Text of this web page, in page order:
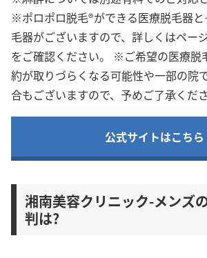
※ポロポロ脱毛®ができる医療脱毛器
毛器がございますので、詳しくはペー
をご確認ください。 ※ご希望の医療脱
約が取りづらくなる可能性や一部の院
合もございますので、予めご了承くだ
公式サイトはこちら
湘南美容クリニック-メンズ
判は?